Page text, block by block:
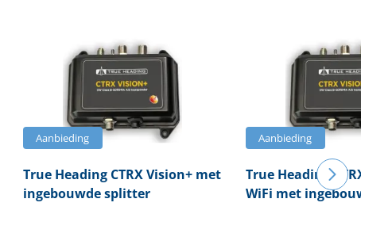
Aanbieding
True HeadingCTRX Vision+ met
ingebouwde splitter
Aanbieding
True HeadingCTRX
WiFi met ingebouwde